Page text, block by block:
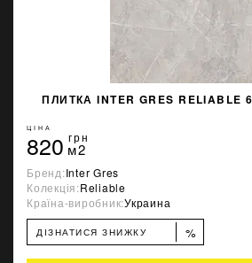
ПЛИТКА INTER GRES RELIABLE
ЦІНА
820 грн
м2
Бренд:Inter Gres
Колекція:Reliable
Країна-виробник:Украина
ДІЗНАТИСЯ ЗНИЖКУ %